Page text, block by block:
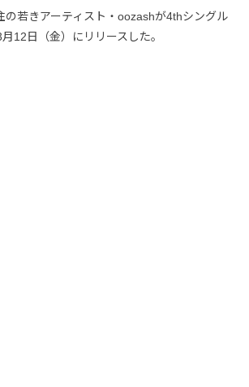
の若きアーティスト・oozashが4thシングル
12日（金）にリリースした。